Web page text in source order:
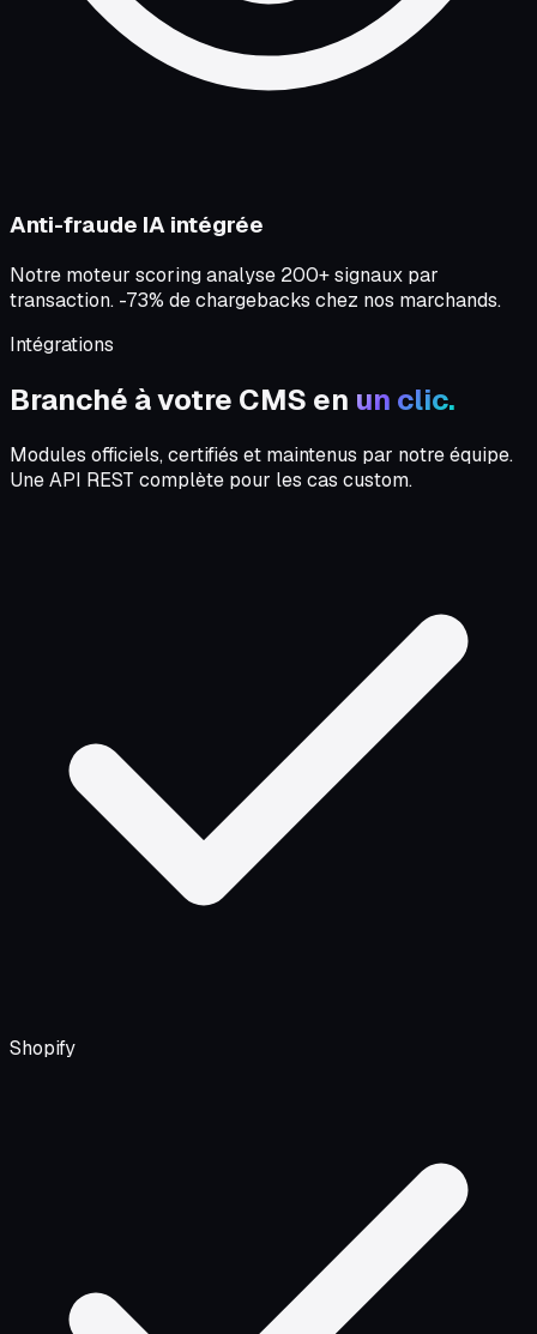
Anti-fraude IA intégrée
Notre moteur scoring analyse 200+ signaux par
transaction. -73% de chargebacks chez nos marchands.
Intégrations
Branché à votre CMS en un clic.
Modules officiels, certifiés et maintenus par notre équipe.
Une API REST complète pour les cas custom.
Shopify